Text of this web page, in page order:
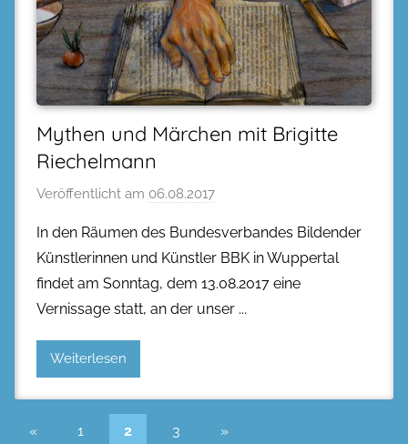
Mythen und Märchen mit Brigitte
Riechelmann
Veröffentlicht am 06.08.2017
In den Räumen des Bundesverbandes Bildender
Künstlerinnen und Künstler BBK in Wuppertal
findet am Sonntag, dem 13.08.2017 eine
Vernissage statt, an der unser
Weiterlesen
Seitennummerierung
«Vorherige
1 2 3
Nächste
»